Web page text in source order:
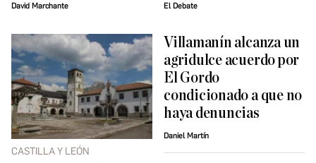
David Marchante El Debate
CASTILLA Y LEÓN
Villamanín alcanza un
agridulce acuerdo por
El Gordo
condicionado a que no
haya denuncias
Daniel Martín